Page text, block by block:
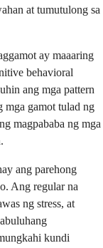
at tumutulong sa
ay maaaring
behavioral
ang mga pattern
mga gamot tulad ng
magpababa ng mga
ang parehong
Ang regular na
ng stress, at
kundi